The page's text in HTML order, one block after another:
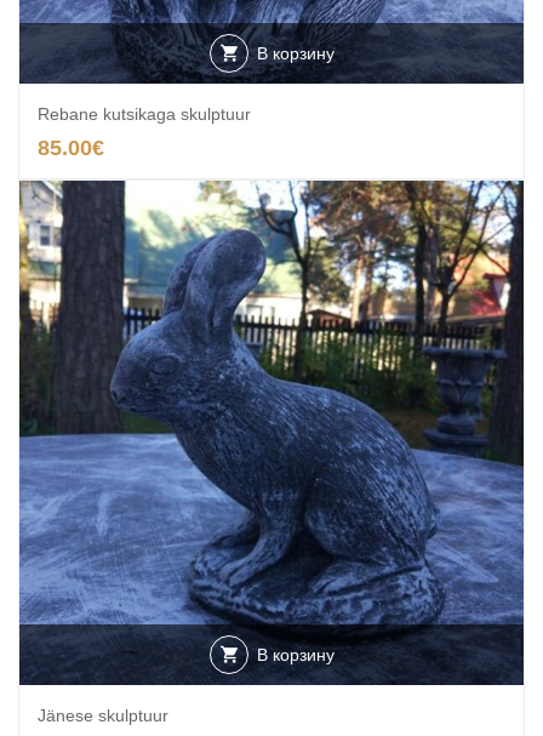
В корзину
Rebane kutsikaga skulptuur
85.00€
В корзину
Jänese skulptuur